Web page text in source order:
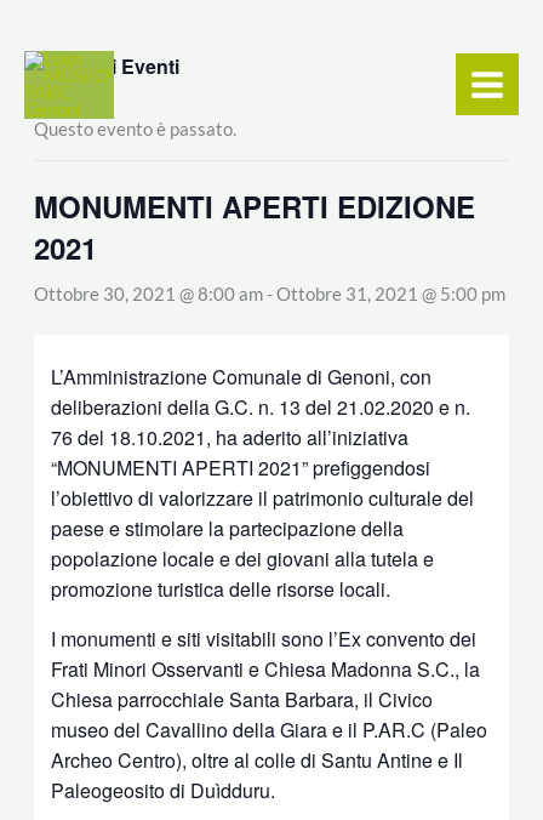
contenuto
« Tutti gli Eventi
Questo evento è passato.
MONUMENTI APERTI EDIZIONE
2021
Ottobre 30, 2021 @ 8:00 am-Ottobre 31, 2021 @ 5:00 pm
L’Amministrazione Comunale di Genoni, con
deliberazioni della G.C. n. 13 del 21.02.2020 e n.
76 del 18.10.2021, ha aderito all’iniziativa
“MONUMENTI APERTI 2021” prefiggendosi
l’obiettivo di valorizzare il patrimonio culturale del
paese e stimolare la partecipazione della
popolazione locale e dei giovani alla tutela e
promozione turistica delle risorse locali.
I monumenti e siti visitabili sono l’Ex convento dei
Frati Minori Osservanti e Chiesa Madonna S.C., la
Chiesa parrocchiale Santa Barbara, il Civico
museo del Cavallino della Giara e il P.AR.C (Paleo
Archeo Centro), oltre al colle di Santu Antine e Il
Paleogeosito di Duìdduru.